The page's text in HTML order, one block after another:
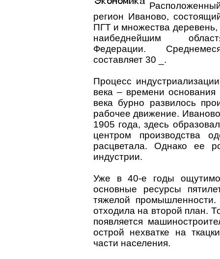
регион Иваново,
ПГТ и множества деревень,
наибеднейшим
Федерации.
составляет 30 _.
Процесс
века – времени
века бурно развилось
рабочее движение.
1905 года, здесь
центром производства
расцветала. Однако ее
индустрии.
Уже в 40-е годы ощутимо
основные ресурсы
тяжелой
отходила на второй план.
появляется
острой нехватке на
части населения.